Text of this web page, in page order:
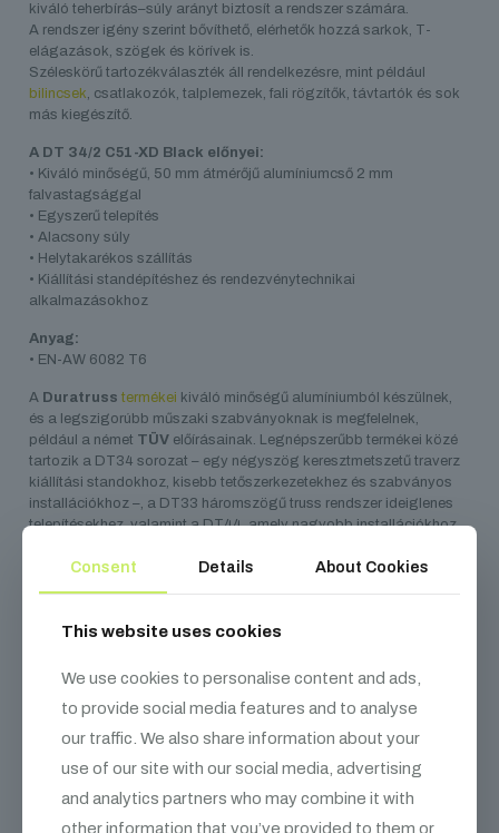
kiváló teherbírás–súly arányt biztosít a rendszer számára.
A rendszer igény szerint bővíthető, elérhetők hozzá sarkok, T-
elágazások, szögek és körívek is.
Széleskörű tartozékválaszték áll rendelkezésre, mint például
bilincsek, csatlakozók, talplemezek, fali rögzítők, távtartók és sok
más kiegészítő.
A DT 34/2 C51-XD Black előnyei:
• Kiváló minőségű, 50 mm átmérőjű alumíniumcső 2 mm
falvastagsággal
• Egyszerű telepítés
• Alacsony súly
• Helytakarékos szállítás
• Kiállítási standépítéshez és rendezvénytechnikai
alkalmazásokhoz
Anyag:
• EN-AW 6082 T6
A Duratruss termékei kiváló minőségű alumíniumból készülnek,
és a legszigorúbb műszaki szabványoknak is megfelelnek,
például a német TÜV előírásainak. Legnépszerűbb termékei közé
tartozik a DT34 sorozat – egy négyszög keresztmetszetű traverz
kiállítási standokhoz, kisebb tetőszerkezetekhez és szabványos
installációkhoz –, a DT33 háromszögű truss rendszer ideiglenes
telepítésekhez, valamint a DT44, amely nagyobb installációkhoz
lehetővé teszi, hogy állandó készletet tartsanak fent, így standard
a termékek mindig gyorsan elérhetők.
Kapcsolódótermékek
Consent Details About Cookies
This website uses cookies
We use cookies to personalise content and ads,
to provide social media features and to analyse
our traffic. We also share information about your
use of our site with our social media, advertising
and analytics partners who may combine it with
other information that you’ve provided to them or